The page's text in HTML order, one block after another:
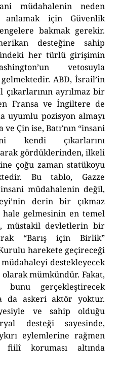
müdahalenin neden
anlamak için Güvenlik
bakmak gerekir.
desteğine sahip
her türlü girişimin
vetosuyla
gelmektedir. ABD, İsrail’in
ayrılmaz bir
Fransa ve İngiltere de
uyumlu pozisyon almayı
Çin ise, Batı’nın “insani
kendi çıkarlarını
gördüklerinden, ilkeli
çoğu zaman statükoyu
Bu tablo, Gazze
müdahalenin değil,
derin bir çıkmaz
gelmesinin en temel
müstakil devletlerin bir
“Barış için Birlik”
urulu harekete geçireceği
destekleyecek
olarak mümkündür. Fakat,
bunu gerçekleştirecek
da askeri aktör yoktur.
ve sahip olduğu
desteği sayesinde,
eylemlerine rağmen
fiilî koruması altında